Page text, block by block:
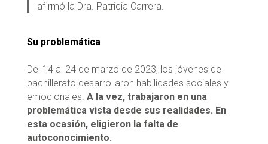
afirmó la Dra. Patricia Carrera.
Su problemática
Del 14 al 24 de marzo de 2023, los jóvenes de
bachillerato desarrollaron habilidades sociales y
emocionales. A la vez, trabajaron en una
problemática vista desde sus realidades. En
esta ocasión, eligieron la falta de
autoconocimiento.